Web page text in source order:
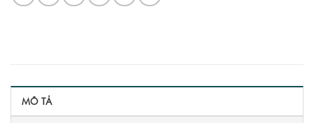
MÔ TẢ